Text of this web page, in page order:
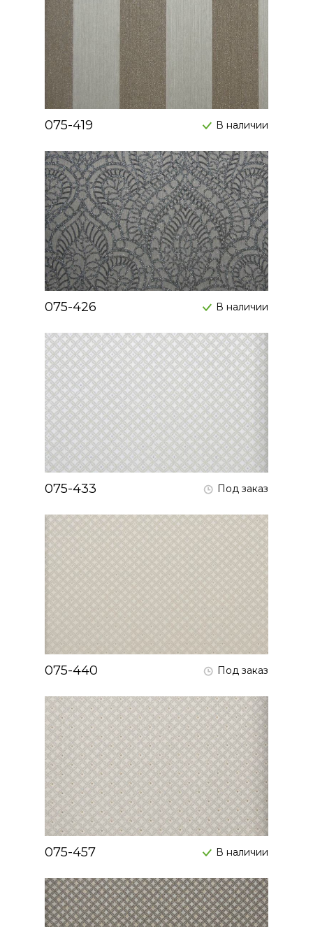
075-419 В наличии
075-426 В наличии
075-433 Под заказ
075-440 Под заказ
075-457 В наличии